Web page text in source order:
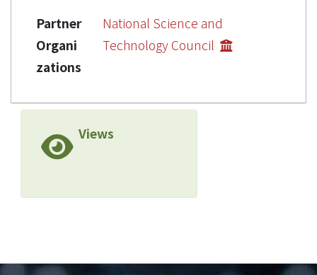
Partner
Organi
zations
National Science and
Technology Council
Views